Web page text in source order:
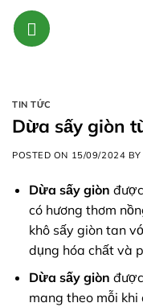
Skip
content
TIN TỨC
Dừa sấy giòn
POSTED ON 15/09/2024 BY
Dừa sấy giòn
có hương thơm
khô sấy giòn tan
dụng hóa chất và
Dừa sấy giòn
mang theo mỗi